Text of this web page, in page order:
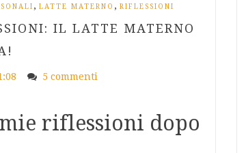
, LATTE MATERNO , RIFLESSIONI
IL LATTE MATERNO
5 commenti
riflessioni dopo